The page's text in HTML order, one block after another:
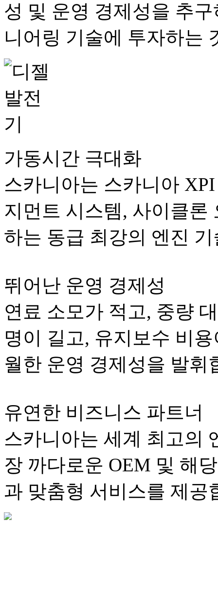
성 및 운영 경제성을 추
니어링 기술에 투자하는
가동시간 극대화
스카니아는 스카니아
지먼트 시스템, 사이클론
하는 동급 최강의 엔진
뛰어난 운영 경제성
연료 소모가 적고, 중량
명이 길고, 유지보수 비
월한 운영 경제성을 발휘
유연한 비즈니스 파트너
스카니아는 세계 최고의
장 까다로운 OEM 및 해
과 맞춤형 서비스를 제공